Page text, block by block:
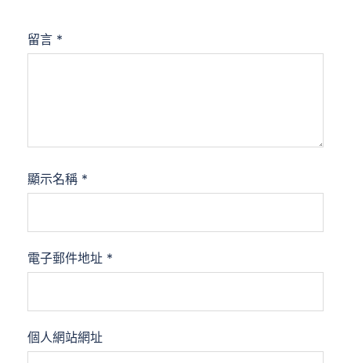
留言 *
顯示名稱 *
電子郵件地址 *
個人網站網址